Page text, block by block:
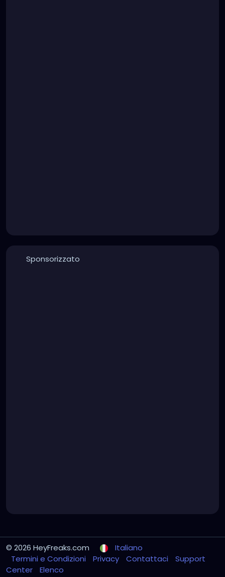
Sponsorizzato
© 2026 HeyFreaks.com
Italiano
Termini e Condizioni
Privacy Contattaci
Support
Center
Elenco